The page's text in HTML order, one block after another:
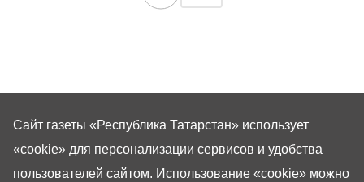
Сайт газеты «Республика Татарстан» использует
«cookie» для персонализации сервисов и удобства
пользователей сайтом. Использование «cookie» можно